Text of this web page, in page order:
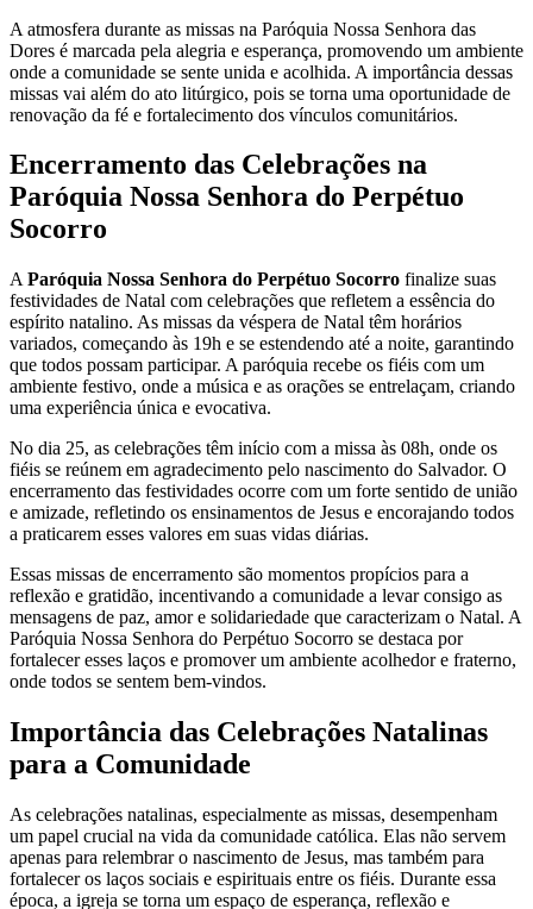
A atmosfera durante as missas na Paróquia Nossa Senhora das
Dores é marcada pela alegria e esperança, promovendo um ambiente
onde a comunidade se sente unida e acolhida. A importância dessas
missas vai além do ato litúrgico, pois se torna uma oportunidade de
renovação da fé e fortalecimento dos vínculos comunitários.
Encerramento das Celebrações na
Paróquia Nossa Senhora do Perpétuo
Socorro
A Paróquia Nossa Senhora do Perpétuo Socorro finalize suas
festividades de Natal com celebrações que refletem a essência do
espírito natalino. As missas da véspera de Natal têm horários
variados, começando às 19h e se estendendo até a noite, garantindo
que todos possam participar. A paróquia recebe os fiéis com um
ambiente festivo, onde a música e as orações se entrelaçam, criando
uma experiência única e evocativa.
No dia 25, as celebrações têm início com a missa às 08h, onde os
fiéis se reúnem em agradecimento pelo nascimento do Salvador. O
encerramento das festividades ocorre com um forte sentido de união
e amizade, refletindo os ensinamentos de Jesus e encorajando todos
a praticarem esses valores em suas vidas diárias.
Essas missas de encerramento são momentos propícios para a
reflexão e gratidão, incentivando a comunidade a levar consigo as
mensagens de paz, amor e solidariedade que caracterizam o Natal. A
Paróquia Nossa Senhora do Perpétuo Socorro se destaca por
fortalecer esses laços e promover um ambiente acolhedor e fraterno,
onde todos se sentem bem-vindos.
Importância das Celebrações Natalinas
para a Comunidade
As celebrações natalinas, especialmente as missas, desempenham
um papel crucial na vida da comunidade católica. Elas não servem
apenas para relembrar o nascimento de Jesus, mas também para
fortalecer os laços sociais e espirituais entre os fiéis. Durante essa
época, a igreja se torna um espaço de esperança, reflexão e